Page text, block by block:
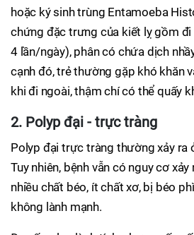
hoặc ký sinh trùng Entamoeba
chứng đặc trưng của kiết lỵ gồm đi
4 lần/ngày), phân có chứa dịch
cạnh đó, trẻ thường gặp khó khăn
khi đi ngoài, thậm chí có thể quấy
2. Polyp đại - trực tràng
Polyp đại trực tràng thường xảy ra
Tuy nhiên, bệnh vẫn có nguy cơ
nhiều chất béo, ít chất xơ, bị béo
không lành mạnh.